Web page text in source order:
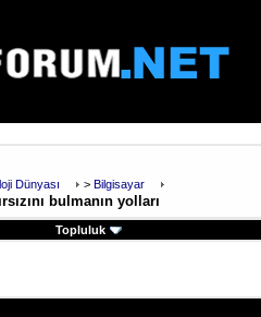
Dünyası > Bilgisayar
bulmanın yolları
Topluluk